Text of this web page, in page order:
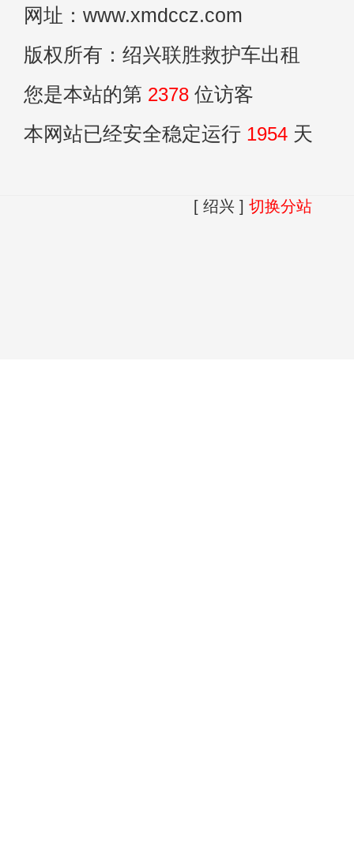
网址：www.xmdccz.com
版权所有：绍兴联胜救护车出租
您是本站的第 2378 位访客
本网站已经安全稳定运行 1954 天
[ 绍兴 ] 切换分站